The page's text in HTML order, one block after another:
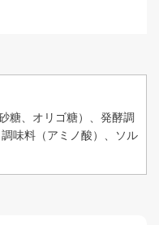
糖、オリゴ糖）、発酵調
味料（アミノ酸）、ソル